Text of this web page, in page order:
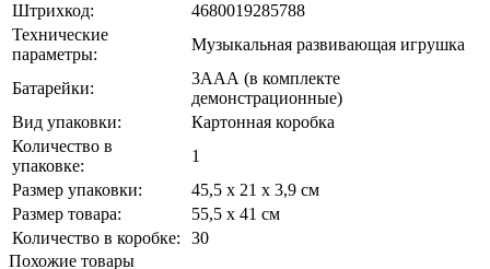
Штрихкод:
4680019285788
Технические
параметры:
Музыкальная развивающая игрушка
Батарейки:
3ААА (в комплекте
демонстрационные)
Вид упаковки:
Картонная коробка
Количество в
упаковке:
1
Размер упаковки:
45,5 х 21 х 3,9 см
Размер товара:
55,5 х 41 см
Количество в коробке:
30
Похожие товары